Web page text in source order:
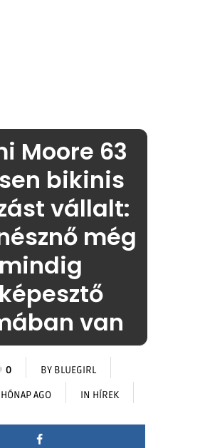
Moore 63
bikinis
vállalt:
még
mindig
van
0 BY BLUEGIRL
AGO IN HÍREK